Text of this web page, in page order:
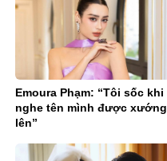
Emoura Phạm: “Tôi sốc khi
nghe tên mình được xướng
lên”